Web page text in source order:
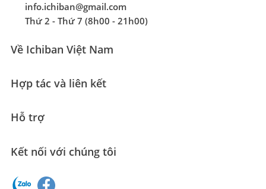
info.ichiban@gmail.com
Thứ 2 - Thứ 7 (8h00 - 21h00)
Về Ichiban Việt Nam
Hợp tác và liên kết
Hỗ trợ
Kết nối với chúng tôi